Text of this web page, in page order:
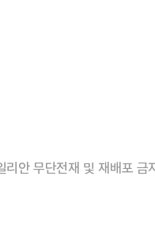
안 무단전재 및 재배포 금